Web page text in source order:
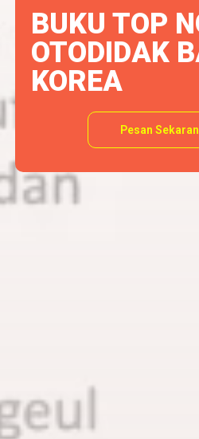
BUKU TOP
OTODIDAK
KOREA
Pesan